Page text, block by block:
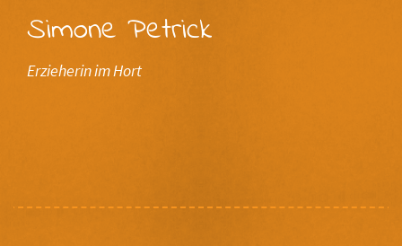
Simone Petrick
Erzieherin im Hort